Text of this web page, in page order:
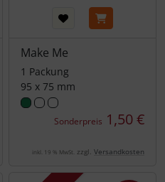
Make Me
1 Packung
95 x 75 mm
Sonderpreis 1,50 €
inkl. 19 % MwSt. zzgl. Versandkosten